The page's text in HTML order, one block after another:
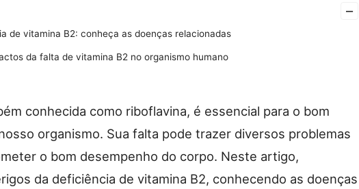
–
de vitamina B2: conheça as doenças relacionadas
da falta de vitamina B2 no organismo humano
conhecida como riboflavina, é essencial para o bom
organismo. Sua falta pode trazer diversos problemas
o bom desempenho do corpo. Neste artigo,
da deficiência de vitamina B2, conhecendo as doenças